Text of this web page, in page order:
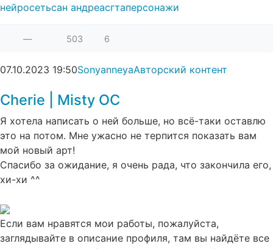
нейросетьсан андреасгтаперсонажи
— 503 6
07.10.2023 19:50SonyanneyaАвторский контент
Cherie | Misty OC⁠⁠
Я хотела написать о ней больше, но всё-таки оставлю
это на потом. Мне ужасно не терпится показать вам
мой новый арт!
Спасибо за ожидание, я очень рада, что закончила его,
хи-хи ^^
Если вам нравятся мои работы, пожалуйста,
заглядывайте в описание профиля, там вы найдёте все